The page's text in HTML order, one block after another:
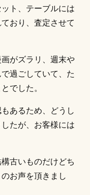
ト、テーブルには
おり、査定させて
がズラリ、週末や
過ごしていて、た
でした。
あるため、どうし
たが、お客様には
古いものだけどち
お声を頂きまし